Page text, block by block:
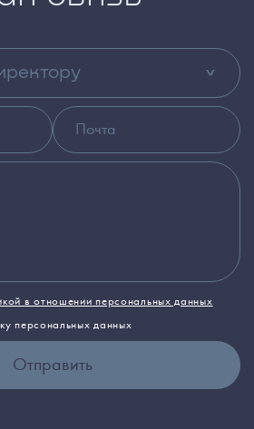
в отношении персональных данных
персональных данных
Отправить